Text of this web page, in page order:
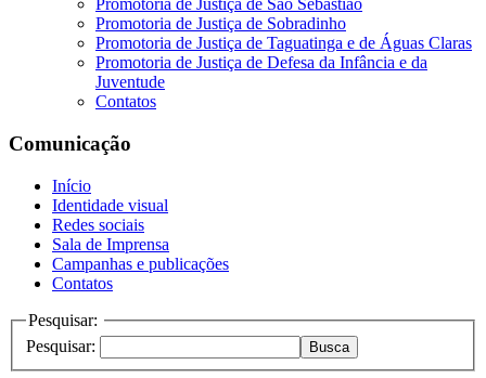
Promotoria de Justiça de São Sebastião
Promotoria de Justiça de Sobradinho
Promotoria de Justiça de Taguatinga e de Águas Claras
Promotoria de Justiça de Defesa da Infância e da
Juventude
Contatos
Comunicação
Início
Identidade visual
Redes sociais
Sala de Imprensa
Campanhas e publicações
Contatos
Pesquisar:
Pesquisar:
Busca